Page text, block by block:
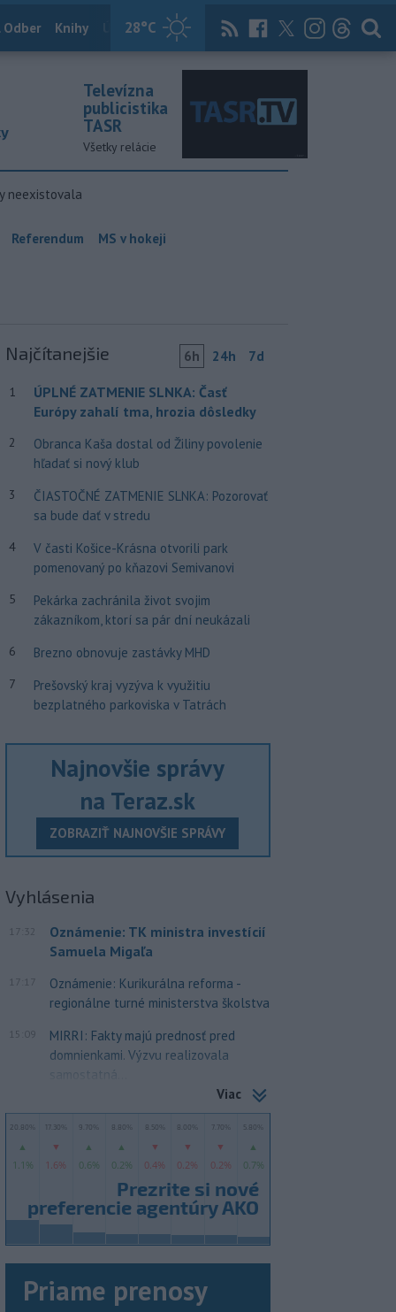
28°C
Odber Knihy Útulkovo Magazín News Now Archív
Televízna
publicistika
TASR
Všetky relácie
neexistovala
Referendum MS v hokeji
Najčítanejšie 6h 24h 7d
1
ÚPLNÉ ZATMENIE SLNKA: Časť
Európy zahalí tma, hrozia dôsledky
2
Obranca Kaša dostal od Žiliny povolenie
hľadať si nový klub
3
ČIASTOČNÉ ZATMENIE SLNKA: Pozorovať
sa bude dať v stredu
4
V časti Košice-Krásna otvorili park
pomenovaný po kňazovi Semivanovi
5
Pekárka zachránila život svojim
zákazníkom, ktorí sa pár dní neukázali
6 Brezno obnovuje zastávky MHD
7
Prešovský kraj vyzýva k využitiu
bezplatného parkoviska v Tatrách
Najnovšie správy
na Teraz.sk
ZOBRAZIŤ NAJNOVŠIE SPRÁVY
Vyhlásenia
17:32
Oznámenie: TK ministra investícií
Samuela Migaľa
17:17
Oznámenie: Kurikurálna reforma -
regionálne turné ministerstva školstva
15:09
MIRRI: Fakty majú prednosť pred
domnienkami. Výzvu realizovala
samostatná...
Viac
Priame prenosy